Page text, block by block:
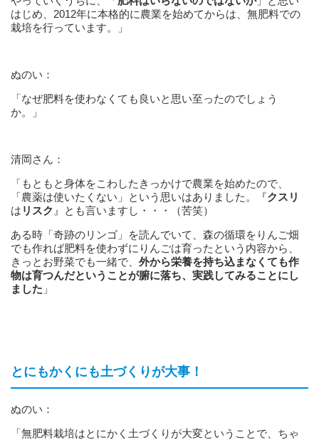
はじめ、2012年に本格的に農業を始めてからは、無肥料での
栽培を行っています。」
ぬのい：
「なぜ肥料を使わなくても良いと思い至ったのでしょう
か。」
清岡さん：
「もともと身体をこわしたきっかけで農業を始めたので、
「農薬は使いたくない」という思いはありました。『クスリ
は リスク 』とも言いますし・・・（苦笑）
ある時「奇跡のリンゴ」を読んでいて、森の循環をりんご畑
でも作れば肥料を使わずにりんごは育ったという内容から、
きっとお野菜でも一緒で、 外から栄養を持ち込まなくても作
物は育つんだということが腑に落ち、実践してみることにし
ました 」
とにもかくにも土づくりが大事！
ぬのい：
「無肥料栽培はとにかく土づくりが大変ということで、ちゃ